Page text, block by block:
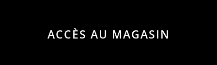
ACCÈS AU MAGASIN